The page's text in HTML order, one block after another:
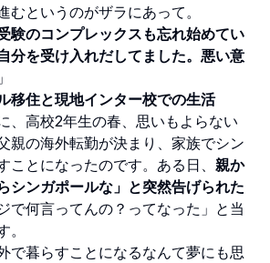
むというのがザラにあって。
験のコンプレックスも忘れ始めてい
分を受け入れだしてました。悪い意
」
移住と現地インター校での生活
、高校2年生の春、思いもよらない
親の海外転勤が決まり、家族でシン
ことになったのです。ある日、 親か
シンガポールな」と突然告げられた
で何言ってんの？ってなった」と当
で暮らすことになるなんて夢にも思